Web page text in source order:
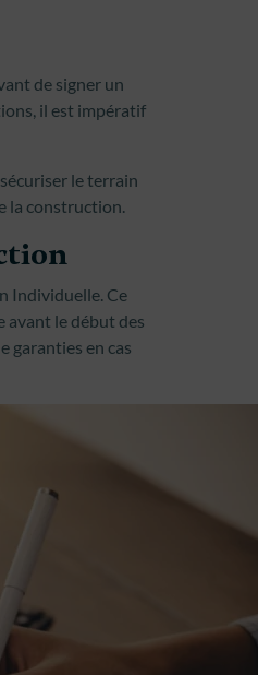
de signer un
il est impératif
le terrain
la construction.
Individuelle. Ce
avant le début des
garanties en cas